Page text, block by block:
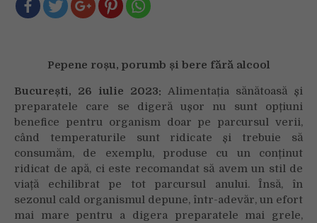
mai
populare
vara
beneficiile
lor
pentru
organism
Pepene roșu, porumb și bere fără alcool
București, 26 iulie 2023: Alimentația sănătoasă și
preparatele care se digeră ușor nu sunt opțiuni
benefice pentru organism doar pe parcursul verii,
când temperaturile sunt ridicate și trebuie să
consumăm, de exemplu, produse cu un conținut
ridicat de apă, ci este recomandat să avem un stil de
viață echilibrat pe tot parcursul anului. Însă, în
sezonul cald organismul depune, într-adevăr, un efort
mai mare pentru a digera preparatele mai grele,